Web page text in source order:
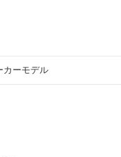
カーモデル